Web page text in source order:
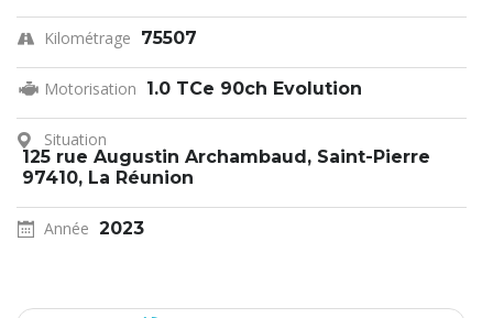
Kilométrage 75507
Motorisation 1.0 TCe 90ch Evolution
Situation
125 rue Augustin Archambaud, Saint-Pierre
97410, La Réunion
Année 2023